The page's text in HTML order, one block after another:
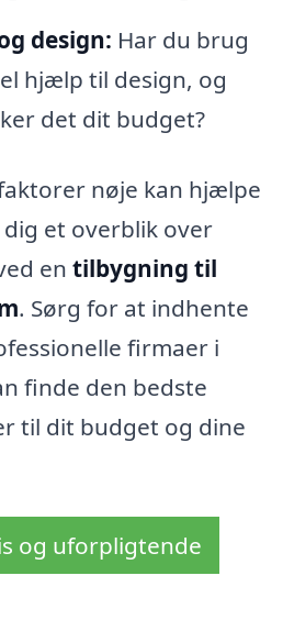
design: Har du brug
hjælp til design, og
det dit budget?
nøje kan hjælpe
et overblik over
en tilbygning til
. Sørg for at indhente
firmaer i
finde den bedste
til dit budget og dine
og uforpligtende